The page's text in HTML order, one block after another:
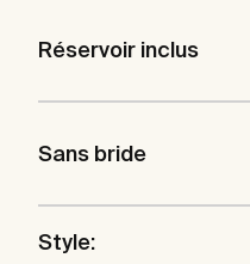
Réservoir inclus
Sans bride
Style: